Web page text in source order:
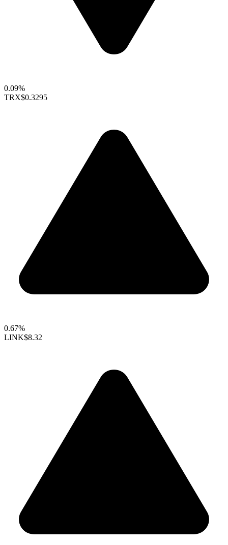
0.09%
TRX$0.3295
0.67%
LINK$8.32